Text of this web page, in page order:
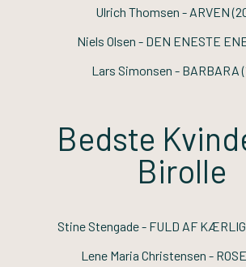
Ulrich Thomsen - ARVEN
Niels Olsen - DEN ENESTE
Lars Simonsen - BARBARA
Bedste
Birolle
Stine Stengade - FULD AF
Lene Maria Christensen -